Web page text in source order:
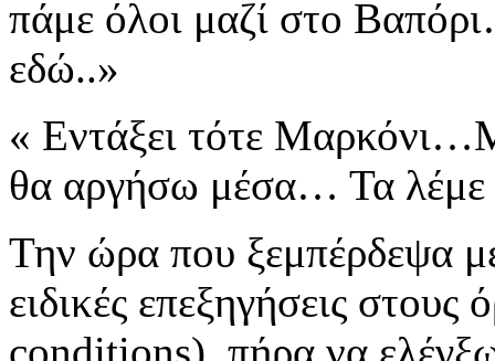
πάμε όλοι μαζί στο
εδώ..»
« Εντάξει τότε
θα αργήσω μέσα… Τα λέμε
Την ώρα που ξεμπέρδεψα
ειδικές επεξηγήσεις